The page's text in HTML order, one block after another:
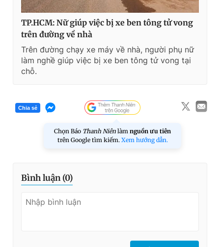
TP.HCM: Nữ giúp việc bị xe ben tông tử vong
trên đường về nhà
Trên đường chạy xe máy về nhà, người phụ nữ
làm nghề giúp việc bị xe ben tông tử vong tại
chỗ.
Chia sẻ
Chọn Báo Thanh Niên làm nguồn ưu tiên
trên Google tìm kiếm. Xem hướng dẫn.
Bình luận (0)